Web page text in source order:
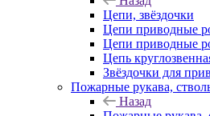
Цепи, звёздочки
Цепи приводные
Цепи приводные
Цепь
Звёздочки для
Пожарные рукава,
Назад